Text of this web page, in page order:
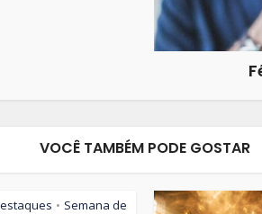
VOCÊ TAMBÉM PODE GOSTAR
• Semana de